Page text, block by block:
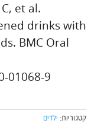
et al.
drinks with
BMC Oral
01068-9
קטגוריות: ילדים